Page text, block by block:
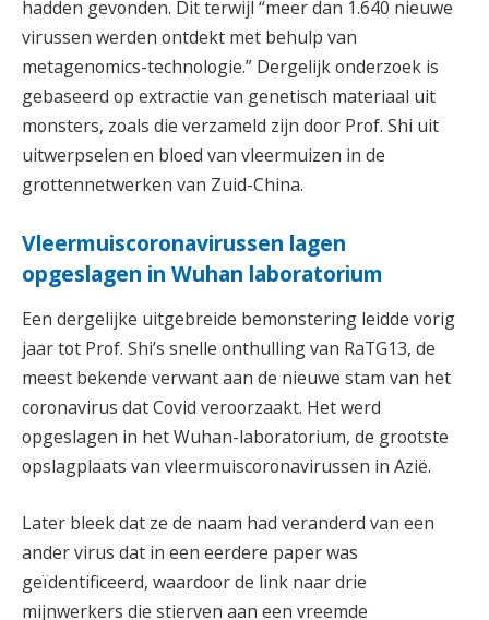
hadden gevonden. Dit terwijl “meer dan 1.640 nieuwe
virussen werden ontdekt met behulp van
metagenomics-technologie.” Dergelijk onderzoek is
gebaseerd op extractie van genetisch materiaal uit
monsters, zoals die verzameld zijn door Prof. Shi uit
uitwerpselen en bloed van vleermuizen in de
grottennetwerken van Zuid-China.
Vleermuiscoronavirussen lagen
opgeslagen in Wuhan laboratorium
Een dergelijke uitgebreide bemonstering leidde vorig
jaar tot Prof. Shi’s snelle onthulling van RaTG13, de
meest bekende verwant aan de nieuwe stam van het
coronavirus dat Covid veroorzaakt. Het werd
opgeslagen in het Wuhan-laboratorium, de grootste
opslagplaats van vleermuiscoronavirussen in Azië.
Later bleek dat ze de naam had veranderd van een
ander virus dat in een eerdere paper was
geïdentificeerd, waardoor de link naar drie
mijnwerkers die stierven aan een vreemde